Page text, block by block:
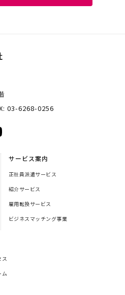
03-6268-0256
サービス案内
正社員派遣サービス
紹介サービス
雇用転換サービス
ビジネスマッチング事業
ム